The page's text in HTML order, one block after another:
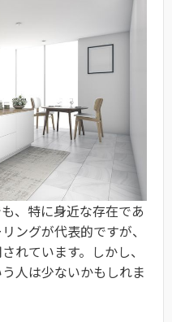
、特に身近な存在であ
ングが代表的ですが、
れています。しかし、
人は少ないかもしれま